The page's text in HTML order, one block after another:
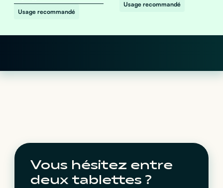
Usage recommandé
Usage recommandé
Vous hésitez entre
deux tablettes ?